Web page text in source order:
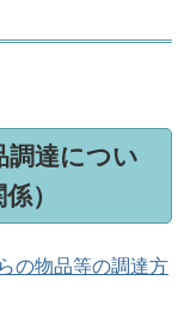
調達につい
）
の物品等の調達方